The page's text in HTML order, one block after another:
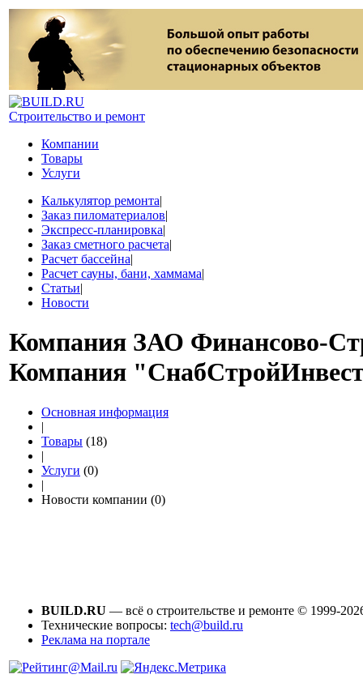
Строительство и ремонт
Компании
Товары
Услуги
Калькулятор ремонта|
Заказ пиломатериалов|
Экспресс-планировка|
Заказ сметного расчета|
Расчет бассейна|
Расчет сауны, бани, хаммама|
Статьи|
Новости
Компания ЗАО Финансово-
Компания
Основная информация
|
Товары (18)
|
Услуги (0)
|
Новости компании (0)
BUILD.RU — всё о строительстве и ремонте © 1999-
Технические вопросы: tech@build.ru
Реклама на портале